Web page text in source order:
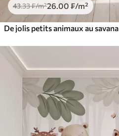
43.33₣/m²26 .00 ₣/m²
De jolis petits animaux au savana